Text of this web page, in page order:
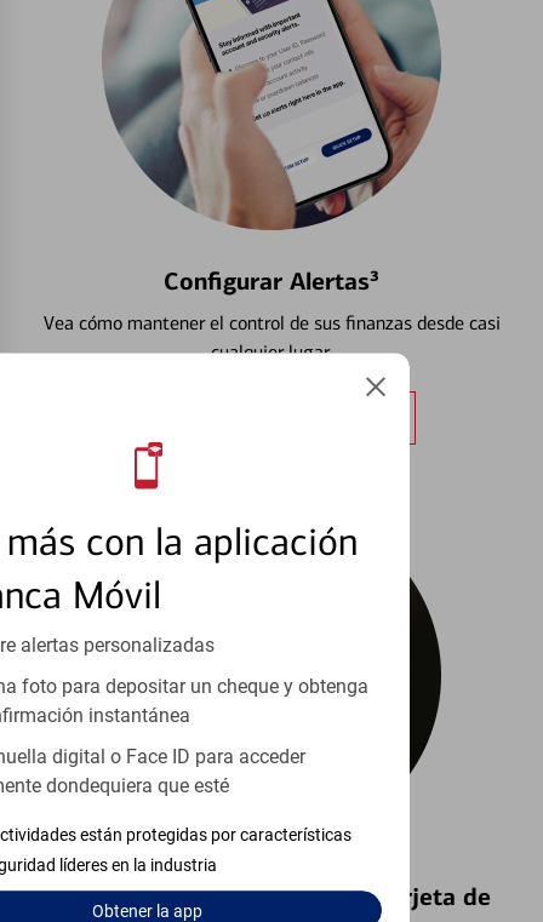
con la aplicación
Móvil
alertas personalizadas
foto para depositar un cheque y obtenga
instantánea
digital o Face ID para acceder
dondequiera que esté
están protegidas por características
líderes en la industria
Obtenerla app
Configurar Alertas³
Vea cómo mantener el control de sus finanzas desde casi
cualquier lugar.
Bloquear y Desbloquear una Tarjeta de